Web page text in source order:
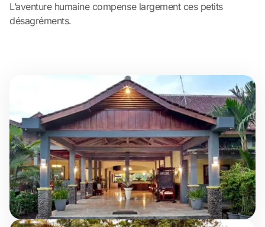
L’aventure humaine compense largement ces petits
désagréments.